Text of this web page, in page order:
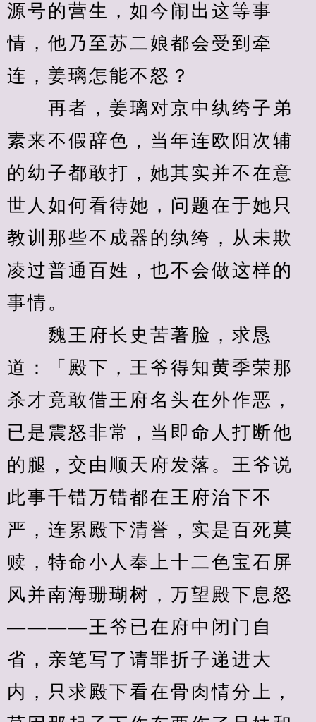
源号的营生，如今闹出这等事
情，他乃至苏二娘都会受到牵
连，姜璃怎能不怒？
再者，姜璃对京中纨绔子弟
素来不假辞色，当年连欧阳次辅
的幼子都敢打，她其实并不在意
世人如何看待她，问题在于她只
教训那些不成器的纨绔，从未欺
凌过普通百姓，也不会做这样的
事情。
魏王府长史苦著脸，求恳
道：「殿下，王爷得知黄季荣那
杀才竟敢借王府名头在外作恶，
已是震怒非常，当即命人打断他
的腿，交由顺天府发落。王爷说
此事千错万错都在王府治下不
严，连累殿下清誉，实是百死莫
赎，特命小人奉上十二色宝石屏
风并南海珊瑚树，万望殿下息怒
————王爷已在府中闭门自
省，亲笔写了请罪折子递进大
内，只求殿下看在骨肉情分上，